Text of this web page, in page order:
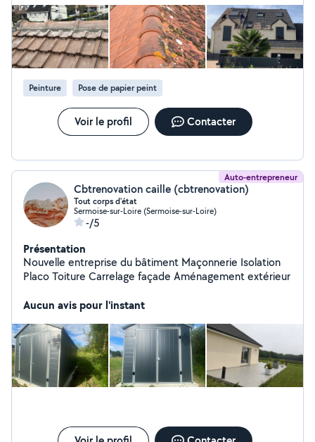
dessous de toit PVC Recherches de fuite toiture
Changement de tuiles Réparation faîtière cheminée
solin ... Petite couverture Devis et déplacement gratuit
sans engagement. Tout prestation avec assurance.
Toute vérification de toitures, échantillons de produits
nettoyant utilisé est gratuit et sans engagement
Peinture Pose de papier peint
Voir le profil Contacter
Auto-entrepreneur
Cbtrenovation caille (cbtrenovation)
Tout corps d'état
Sermoise-sur-Loire (Sermoise-sur-Loire)
-/5
Présentation
Nouvelle entreprise du bâtiment Maçonnerie Isolation
Placo Toiture Carrelage façade Aménagement extérieur
Aucun avis pour l'instant